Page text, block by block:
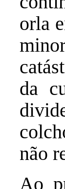
orla
da
não
Ao